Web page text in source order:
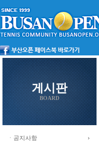
게시판
BOARD
ㆍ공지사항